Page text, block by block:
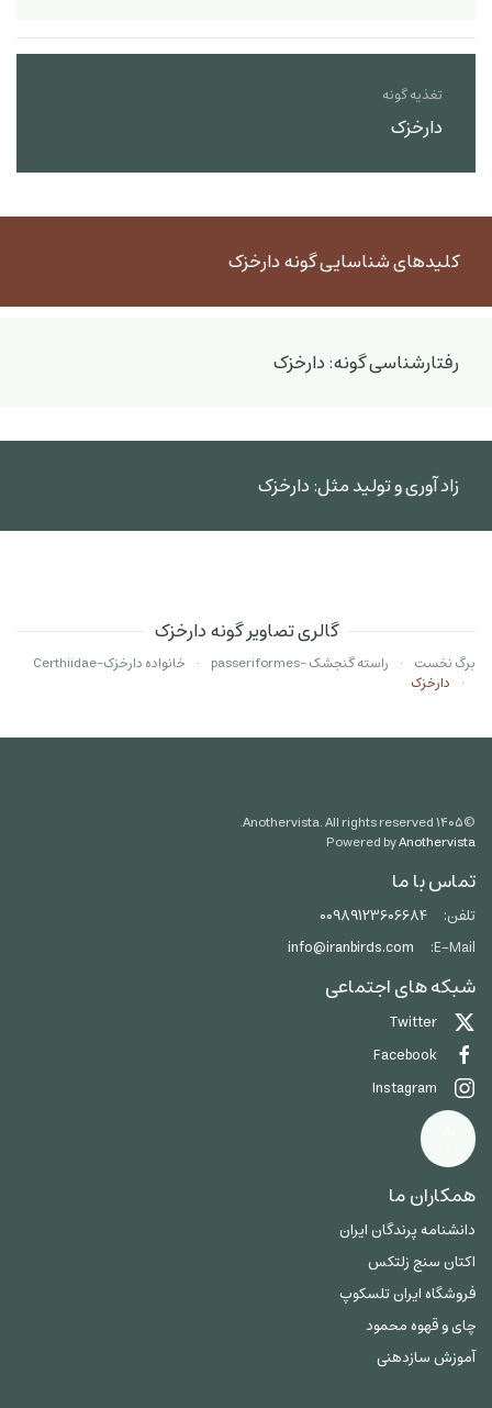
تغذیه گونه
دارخزک
کلیدهای شناسایی گونه دارخزک
رفتارشناسی گونه: دارخزک
زاد آوری و تولید مثل: دارخزک
گالری تصاویر گونه دارخزک
برگ نخست راسته گنجشک -passeriformes
خانواده دارخزک-Certhiidae
دارخزک
©۱۴۰۵
Powered byAnothervista
تماس با ما
تلفن:
00989123606684
E-Mail:
info@iranbirds.com
شبکه های اجتماعی
Twitter
Facebook
Instagram
همکاران ما
دانشنامه پرندگان ایران
اکتان سنج زلتکس
فروشگاه ایران تلسکوپ
چای و قهوه محمود
آموزش سازدهنی